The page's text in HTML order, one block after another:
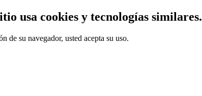
usa cookies y tecnologías similares.
de su navegador, usted acepta su uso.